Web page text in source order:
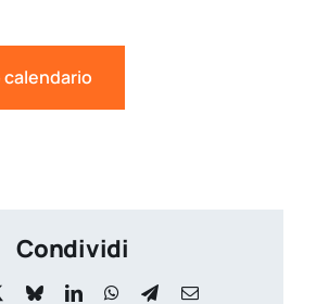
calendario
Condividi
BlueskyLinkedInWhatsApp
TelegramEmail